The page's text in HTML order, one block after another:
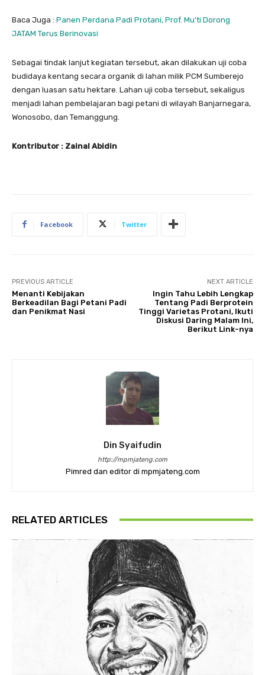
Baca Juga : Panen Perdana Padi Protani, Prof. Mu’ti Dorong
JATAM Terus Berinovasi
Sebagai tindak lanjut kegiatan tersebut, akan dilakukan uji coba
budidaya kentang secara organik di lahan milik PCM Sumberejo
dengan luasan satu hektare. Lahan uji coba tersebut, sekaligus
menjadi lahan pembelajaran bagi petani di wilayah Banjarnegara,
Wonosobo, dan Temanggung.
Kontributor : Zainal Abidin
Facebook Twitter
PREVIOUS ARTICLE
Menanti Kebijakan
Berkeadilan Bagi Petani Padi
dan Penikmat Nasi
NEXT ARTICLE
Ingin Tahu Lebih Lengkap
Tentang Padi Berprotein
Tinggi Varietas Protani, Ikuti
Diskusi Daring Malam Ini,
Berikut Link-nya
Din Syaifudin
http://mpmjateng.com
Pimred dan editor di mpmjateng.com
RELATED ARTICLES